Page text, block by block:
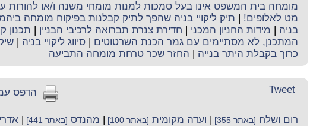
מומחה בית המשפט אינו בעל סמכות למנות מומחי משנה ו/או להורות
מט לאלופים! | תיק ליקויי בניה שהפך לתיק קבלנות בפיקוח מומחה
בניה | מידות החניון המכני | חדירת צנרת תברואה לרכיבי הבניין | תכנון
המתכנן, לא מסתיימים עם גמר הכנת השרטוטים | סיווג ליקויי בניה |
כרוך בקבלת היתר בנייה | החזר שכר טרחת מומחה התביעה
הדפס Tweet
רום ושלח [באתר 355] | ועדה מקומית [באתר 100] | מהנדס [באתר 441] |